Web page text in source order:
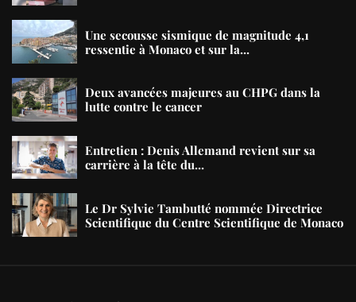
Une secousse sismique de magnitude 4,1
ressentie à Monaco et sur la...
Deux avancées majeures au CHPG dans la
lutte contre le cancer
Entretien : Denis Allemand revient sur sa
carrière à la tête du...
Le Dr Sylvie Tambutté nommée Directrice
Scientifique du Centre Scientifique de Monaco